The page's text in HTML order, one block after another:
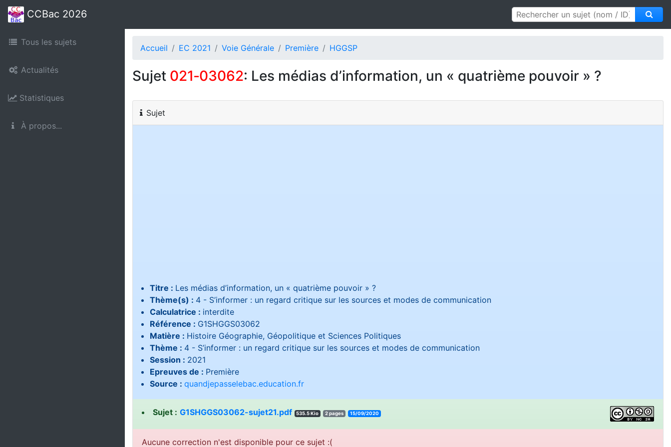
CCBac 2026
Tous les sujets
Actualités
Statistiques
À propos...
Accueil EC 2021 Voie Générale Première HGGSP
Sujet 021‑03062: Les médias d’information, un « quatrième pouvoir » ?
Sujet
Titre : Les médias d’information, un « quatrième pouvoir » ?
Thème(s) : 4 - S’informer : un regard critique sur les sources et modes de communication
Calculatrice : interdite
Référence : G1SHGGS03062
Matière : Histoire Géographie, Géopolitique et Sciences Politiques
Thème : 4 - S’informer : un regard critique sur les sources et modes de communication
Session : 2021
Epreuves de : Première
Source : quandjepasselebac.education.fr
Sujet : G1SHGGS03062-sujet21.pdf 535.5 Kio 2 pages 15/09/2020
Aucune correction n'est disponible pour ce sujet :(